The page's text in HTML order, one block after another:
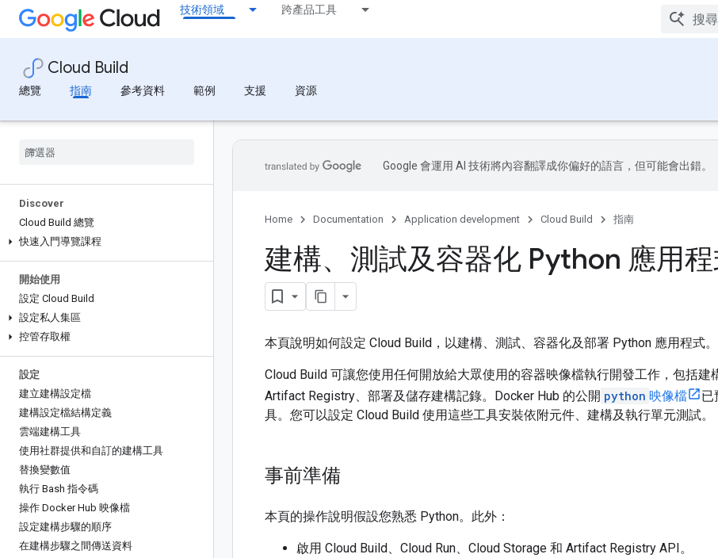
技術領域 跨產品工具
Cloud Build
總覽
指南 參考資料 範例 支援 資源
Discover
Cloud Build 總覽
快速入門導覽課程
開始使用
設定 Cloud Build
設定私人集區
控管存取權
設定
建立建構設定檔
建構設定檔結構定義
雲端建構工具
使用社群提供和自訂的建構工具
替換變數值
執行 Bash 指令碼
操作 Docker Hub 映像檔
設定建構步驟的順序
在建構步驟之間傳送資料
Google 會運用 AI 技術將內容翻譯成你偏好的語言，但可能會出錯。
Home Documentation Application development Cloud Build 指南
建構、測試及容器化 Python 應用
本頁說明如何設定 Cloud Build，以建構、測試、容器化及部署 Python 應用程式。
Cloud Build 可讓您使用任何開放給大眾使用的容器映像檔執行開發工作，包括建
Artifact Registry、部署及儲存建構記錄。Docker Hub 的公開 python 映像檔 已
具。您可以設定 Cloud Build 使用這些工具安裝依附元件、建構及執行單元測試。
事前準備
本頁的操作說明假設您熟悉 Python。此外：
啟用 Cloud Build、Cloud Run、Cloud Storage 和 Artifact Registry API。